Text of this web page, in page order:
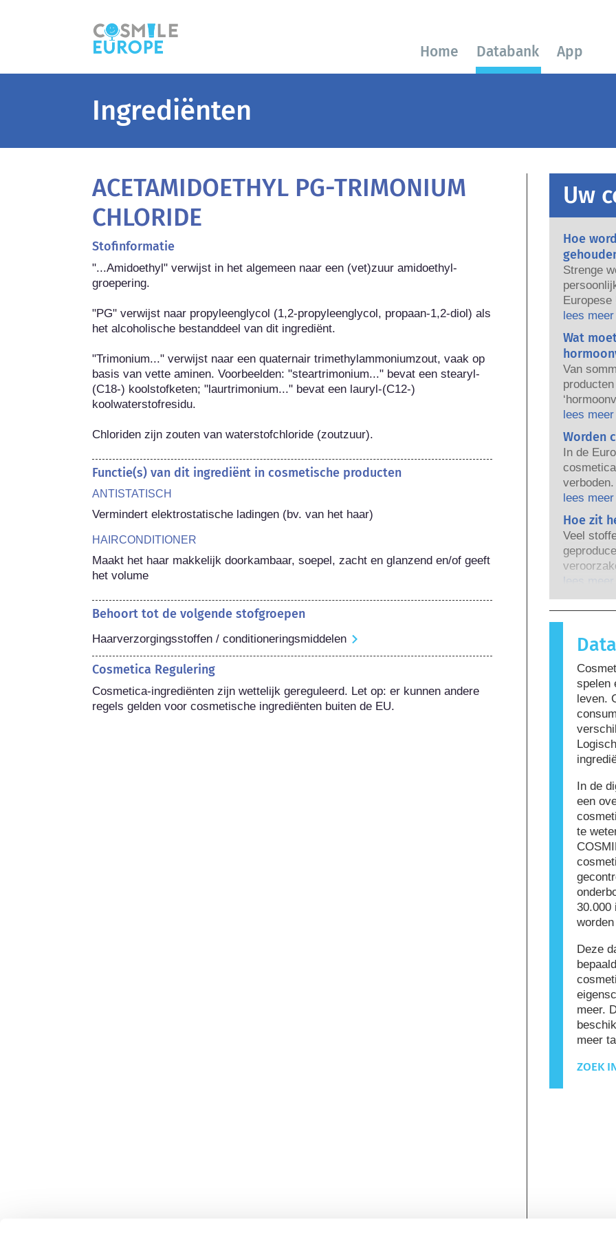
Home Databank App
Ingrediënten
ACETAMIDOETHYL PG-TRIMONIUM
CHLORIDE
Stofinformatie
"...Amidoethyl" verwijst in het algemeen naar een (vet)zuur amidoethyl-
groepering.
"PG" verwijst naar propyleenglycol (1,2-propyleenglycol, propaan-1,2-diol) als
het alcoholische bestanddeel van dit ingrediënt.
"Trimonium..." verwijst naar een quaternair trimethylammoniumzout, vaak op
basis van vette aminen. Voorbeelden: "steartrimonium..." bevat een stearyl-
(C18-) koolstofketen; "laurtrimonium..." bevat een lauryl-(C12-)
koolwaterstofresidu.
Chloriden zijn zouten van waterstofchloride (zoutzuur).
Functie(s) van dit ingrediënt in cosmetische producten
ANTISTATISCH
Vermindert elektrostatische ladingen (bv. van het haar)
HAIRCONDITIONER
Maakt het haar makkelijk doorkambaar, soepel, zacht en glanzend en/of geeft
het volume
Behoort tot de volgende stofgroepen
Haarverzorgingsstoffen / conditioneringsmiddelen
Cosmetica Regulering
Cosmetica-ingrediënten zijn wettelijk gereguleerd. Let op: er kunnen andere
regels gelden voor cosmetische ingrediënten buiten de EU.
Uw
Hoe
Strenge
gebruik.
producten
lees meer
Wat
Van
kan
verstoort.
heel
krachtige
het
bedrijven
bestrijken
lees meer
Worden
In de
er een
van
lees meer
Hoe zit
Veel
wanneer
reactie
niet dat
om te
lees meer
spelen
leven.
In de
een
te
30.000
Deze
meer.
meer
ZOEK